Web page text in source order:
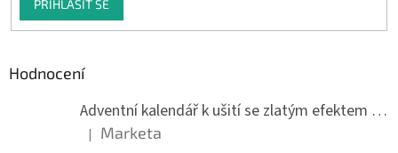
PŘIHLÁSIT SE
Hodnocení
Adventní kalendář k ušití se zlatým efektem 042Q
Hodnocení produktu je 5 z 5 hvězdiček.
| Marketa